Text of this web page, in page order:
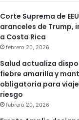
Corte Suprema de
aranceles de Trump,
a Costa Rica
febrero 20, 2026
Salud actualiza
fiebre amarilla y
obligatoria para
riesgo
febrero 20, 2026